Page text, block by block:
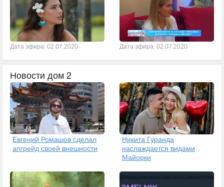
Дата эфира: 02.07.2020 Дата эфира: 02.07.2020
Новости дом 2
Евгений Ромашов сделал
апгрейд своей внешности
Никита Гуранда
наслаждается видами
Майорки